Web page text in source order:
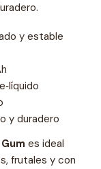
y estable
y duradero
es ideal
frutales y con